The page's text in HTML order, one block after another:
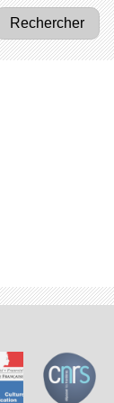
Rechercher